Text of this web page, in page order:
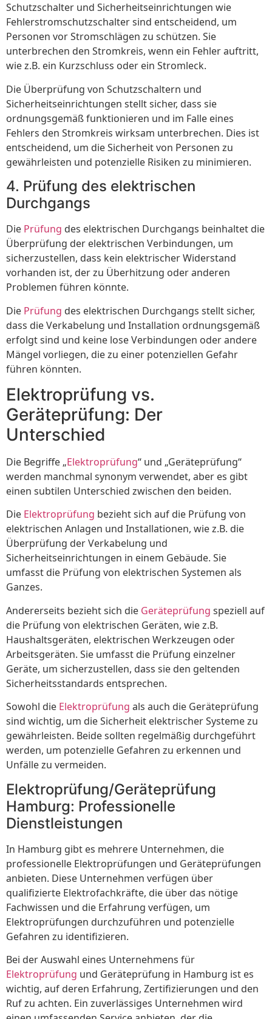
Schutzschalter und Sicherheitseinrichtungen wie
Fehlerstromschutzschalter sind entscheidend, um
Personen vor Stromschlägen zu schützen. Sie
unterbrechen den Stromkreis, wenn ein Fehler auftritt,
wie z.B. ein Kurzschluss oder ein Stromleck.
Die Überprüfung von Schutzschaltern und
Sicherheitseinrichtungen stellt sicher, dass sie
ordnungsgemäß funktionieren und im Falle eines
Fehlers den Stromkreis wirksam unterbrechen. Dies ist
entscheidend, um die Sicherheit von Personen zu
gewährleisten und potenzielle Risiken zu minimieren.
4. Prüfung des elektrischen
Durchgangs
Die Prüfung des elektrischen Durchgangs beinhaltet die
Überprüfung der elektrischen Verbindungen, um
sicherzustellen, dass kein elektrischer Widerstand
vorhanden ist, der zu Überhitzung oder anderen
Problemen führen könnte.
Die Prüfung des elektrischen Durchgangs stellt sicher,
dass die Verkabelung und Installation ordnungsgemäß
erfolgt sind und keine lose Verbindungen oder andere
Mängel vorliegen, die zu einer potenziellen Gefahr
führen könnten.
Elektroprüfung vs.
Geräteprüfung: Der
Unterschied
Die Begriffe „Elektroprüfung“ und „Geräteprüfung“
werden manchmal synonym verwendet, aber es gibt
einen subtilen Unterschied zwischen den beiden.
Die Elektroprüfung bezieht sich auf die Prüfung von
elektrischen Anlagen und Installationen, wie z.B. die
Überprüfung der Verkabelung und
Sicherheitseinrichtungen in einem Gebäude. Sie
umfasst die Prüfung von elektrischen Systemen als
Ganzes.
Andererseits bezieht sich die Geräteprüfung speziell auf
die Prüfung von elektrischen Geräten, wie z.B.
Haushaltsgeräten, elektrischen Werkzeugen oder
Arbeitsgeräten. Sie umfasst die Prüfung einzelner
Geräte, um sicherzustellen, dass sie den geltenden
Sicherheitsstandards entsprechen.
Sowohl die Elektroprüfung als auch die Geräteprüfung
sind wichtig, um die Sicherheit elektrischer Systeme zu
gewährleisten. Beide sollten regelmäßig durchgeführt
werden, um potenzielle Gefahren zu erkennen und
Unfälle zu vermeiden.
Elektroprüfung/Geräteprüfung
Hamburg: Professionelle
Dienstleistungen
In Hamburg gibt es mehrere Unternehmen, die
professionelle Elektroprüfungen und Geräteprüfungen
anbieten. Diese Unternehmen verfügen über
qualifizierte Elektrofachkräfte, die über das nötige
Fachwissen und die Erfahrung verfügen, um
Elektroprüfungen durchzuführen und potenzielle
Gefahren zu identifizieren.
Bei der Auswahl eines Unternehmens für
Elektroprüfung und Geräteprüfung in Hamburg ist es
wichtig, auf deren Erfahrung, Zertifizierungen und den
Ruf zu achten. Ein zuverlässiges Unternehmen wird